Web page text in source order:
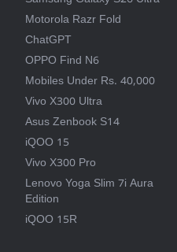
Motorola Razr Fold
ChatGPT
OPPO Find N6
Mobiles Under Rs. 40,000
Vivo X300 Ultra
Asus Zenbook S14
iQOO 15
Vivo X300 Pro
Lenovo Yoga Slim 7i Aura
Edition
iQOO 15R